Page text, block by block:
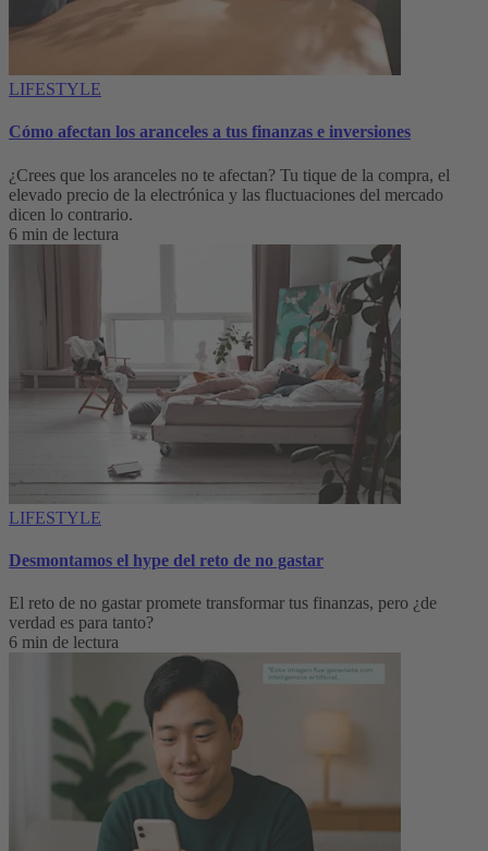
LIFESTYLE
Cómo afectan los aranceles a tus finanzas e inversiones
¿Crees que los aranceles no te afectan? Tu tique de la compra, el
elevado precio de la electrónica y las fluctuaciones del mercado
dicen lo contrario.
6 min de lectura
LIFESTYLE
Desmontamos el hype del reto de no gastar
El reto de no gastar promete transformar tus finanzas, pero ¿de
verdad es para tanto?
6 min de lectura